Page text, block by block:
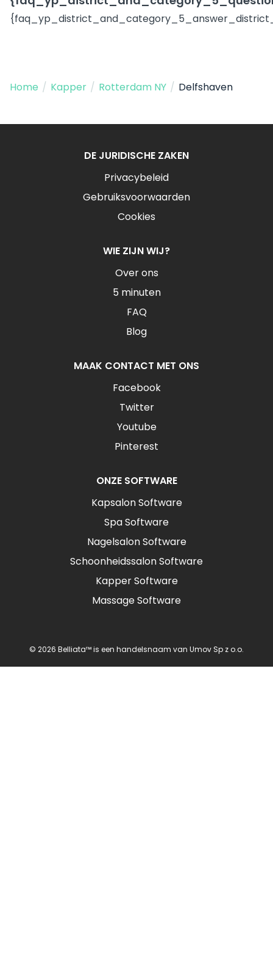
Home / Kapper / Rotterdam NY / Delfshaven
DE JURIDISCHE ZAKEN
Privacybeleid
Gebruiksvoorwaarden
Cookies
WIE ZIJN WIJ?
Over ons
5 minuten
FAQ
Blog
MAAK CONTACT MET ONS
Facebook
Twitter
Youtube
Pinterest
ONZE SOFTWARE
Kapsalon Software
Spa Software
Nagelsalon Software
Schoonheidssalon Software
Kapper Software
Massage Software
© 2026 Belliata™ is een handelsnaam van Umov Sp z o.o.